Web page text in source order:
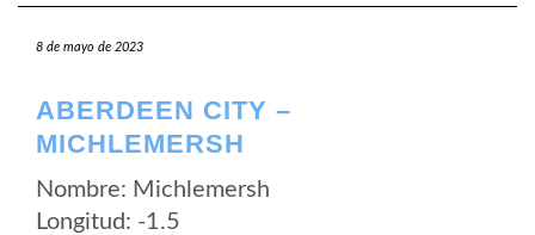
8 de mayo de 2023
ABERDEEN CITY –
MICHLEMERSH
Nombre: Michlemersh
Longitud: -1.5